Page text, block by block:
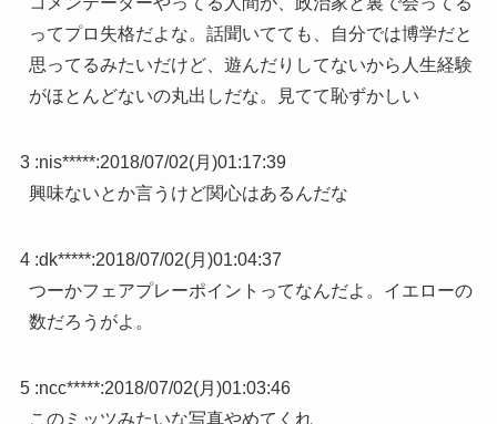
ってプロ失格だよな。話聞いてても、自分では博学だと
思ってるみたいだけど、遊んだりしてないから人生経験
がほとんどないの丸出しだな。見てて恥ずかしい
3 :nis*****:2018/07/02(月)01:17:39
興味ないとか言うけど関心はあるんだな
4 :dk*****:2018/07/02(月)01:04:37
つーかフェアプレーポイントってなんだよ。イエローの
数だろうがよ。
5 :ncc*****:2018/07/02(月)01:03:46
このミッツみたいな写真やめてくれ